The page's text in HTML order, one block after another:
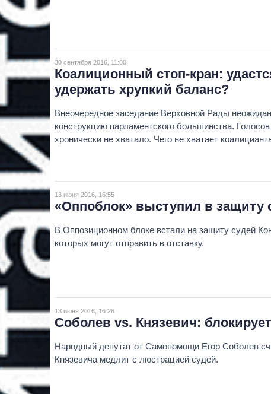
30 сентября 2016, 11:00
Коалиционный стоп-кран:
удержать хрупкий баланс?
Внеочередное заседание Верховной Рады
конструкцию парламентского большинства.
хронически не хватало. Чего не хватает
13 июня 2016, 16:55
«Оппоблок» выступил в защиту
В Оппозиционном блоке встали на защиту судей
которых могут отправить в отставку.
13 июня 2016, 16:28
Соболев vs. Князевич:
Народный депутат от Самопомощи Егор Соболев
Князевича медлит с люстрацией судей.